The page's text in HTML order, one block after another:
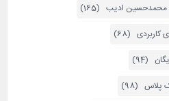
ادیب (165)
کاربردی (68)
(94)
پلاس (98)